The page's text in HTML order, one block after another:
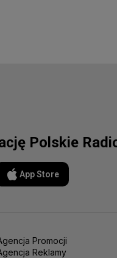
Polskie
App Store
Promocji
Reklamy